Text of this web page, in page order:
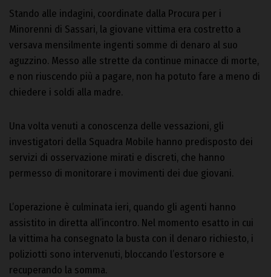
Stando alle indagini, coordinate dalla Procura per i
Minorenni di Sassari, la giovane vittima era costretto a
versava mensilmente ingenti somme di denaro al suo
aguzzino. Messo alle strette da continue minacce di morte,
e non riuscendo più a pagare, non ha potuto fare a meno di
chiedere i soldi alla madre.
Una volta venuti a conoscenza delle vessazioni, gli
investigatori della Squadra Mobile hanno predisposto dei
servizi di osservazione mirati e discreti, che hanno
permesso di monitorare i movimenti dei due giovani.
L’operazione è culminata ieri, quando gli agenti hanno
assistito in diretta all’incontro. Nel momento esatto in cui
la vittima ha consegnato la busta con il denaro richiesto, i
poliziotti sono intervenuti, bloccando l’estorsore e
recuperando la somma.